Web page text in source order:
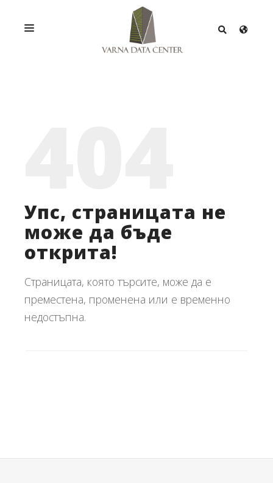
Упс, страницата не
може да бъде
открита!
Страницата, която търсите, може да е
преместена, променена или е временно
недостъпна.